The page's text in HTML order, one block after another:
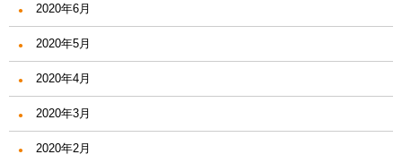
2020年6月
2020年5月
2020年4月
2020年3月
2020年2月